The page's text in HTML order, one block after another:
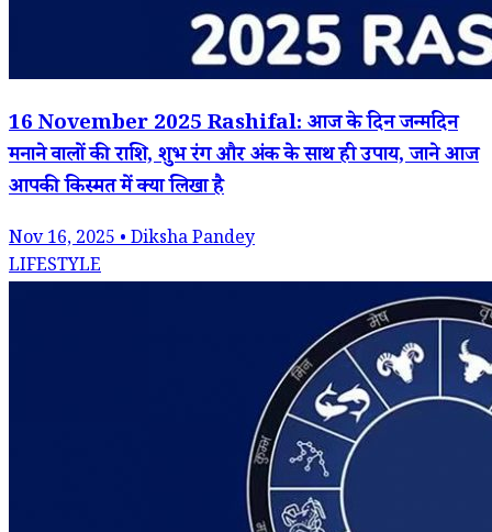
16 November 2025 Rashifal: आज के दिन जन्मदिन
मनाने वालों की राशि, शुभ रंग और अंक के साथ ही उपाय, जाने आज
आपकी किस्मत में क्या लिखा है
Nov 16, 2025 • Diksha Pandey
LIFESTYLE